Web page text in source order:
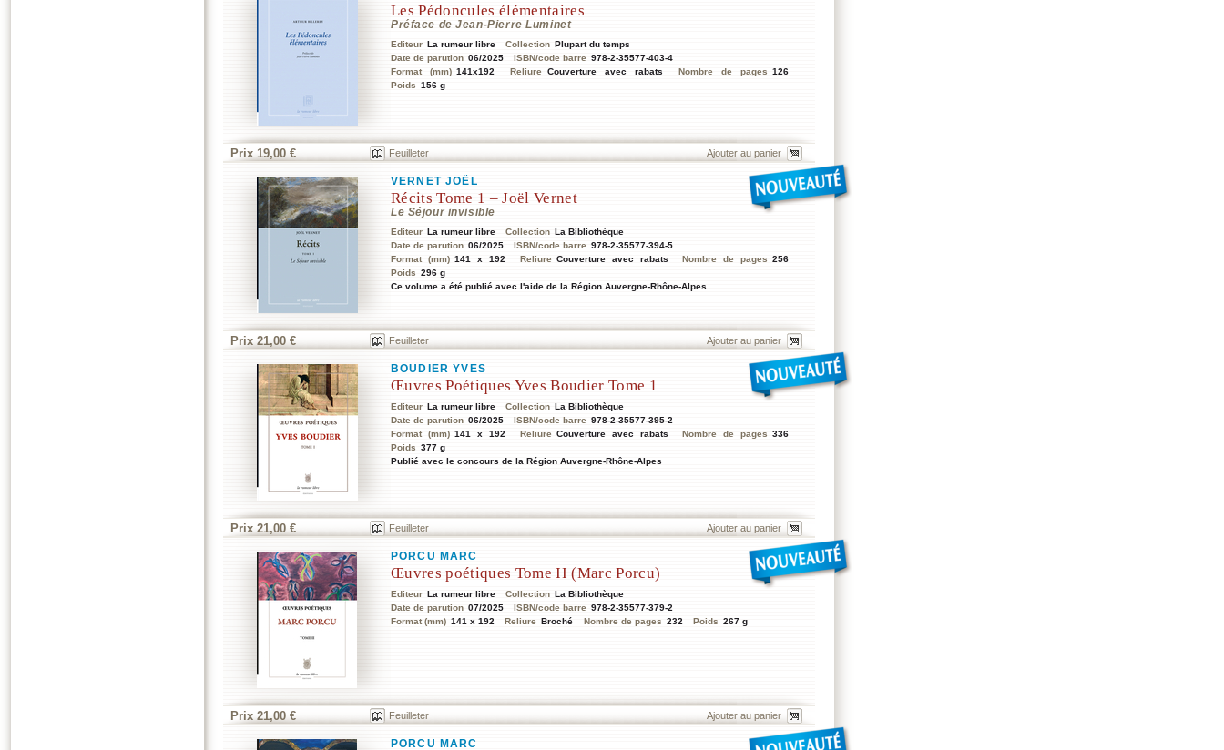
Les Pédoncules élémentaires
Préface de Jean-Pierre Luminet
Editeur La rumeur libre Collection Plupart du temps
Date de parution 06/2025 ISBN/code barre 978-2-35577-403-4
Format (mm) 141x192 Reliure Couverture avec rabats Nombre de pages 126
Poids 156 g
Prix 19,00 € Feuilleter
VERNET JOËL
Récits Tome 1 – Joël Vernet
Le Séjour invisible
Editeur La rumeur libre Collection La Bibliothèque
Date de parution 06/2025 ISBN/code barre 978-2-35577-394-5
Format (mm) 141 x 192 Reliure Couverture avec rabats Nombre de pages 256
Poids 296 g
Ce volume a été publié avec l'aide de la Région Auvergne-Rhône-Alpes
Prix 21,00 € Feuilleter
BOUDIER YVES
Œuvres Poétiques Yves Boudier Tome 1
Editeur La rumeur libre Collection La Bibliothèque
Date de parution 06/2025 ISBN/code barre 978-2-35577-395-2
Format (mm) 141 x 192 Reliure Couverture avec rabats Nombre de pages 336
Poids 377 g
Publié avec le concours de la Région Auvergne-Rhône-Alpes
Prix 21,00 € Feuilleter
PORCU MARC
Œuvres poétiques Tome II (Marc Porcu)
Editeur La rumeur libre Collection La Bibliothèque
Date de parution 07/2025 ISBN/code barre 978-2-35577-379-2
Format (mm) 141 x 192 Reliure Broché Nombre de pages 232 Poids 267 g
Prix 21,00 € Feuilleter
PORCU MARC